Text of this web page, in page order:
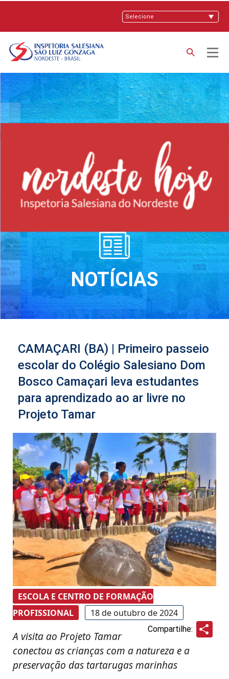
NOTÍCIAS
CAMAÇARI (BA) | Primeiro passeio
escolar do Colégio Salesiano Dom
Bosco Camaçari leva estudantes
para aprendizado ao ar livre no
Projeto Tamar
ESCOLA E CENTRO DE FORMAÇÃO
PROFISSIONAL
18 de outubro de 2024
Compartilhe:
A visita ao Projeto Tamar
conectou as crianças com a natureza e a
preservação das tartarugas marinhas